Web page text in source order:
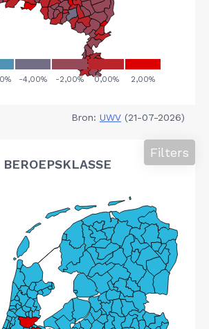
Bron: UWV (21-07-2026)
Filters